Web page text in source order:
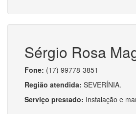
Sérgio Rosa
Fone: (17) 99778-3851
Região atendida: SEVERÍNIA.
Serviço prestado: Instalação e